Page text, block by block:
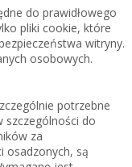
do prawidłowego
pliki cookie, które
witryny.
osobowych.
potrzebne
szczególności do
za
osadzonych, są